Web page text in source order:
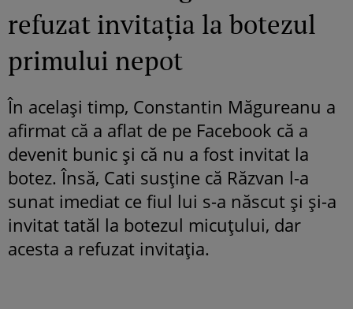
refuzat invitația la botezul
primului nepot
În același timp, Constantin Măgureanu a
afirmat că a aflat de pe Facebook că a
devenit bunic și că nu a fost invitat la
botez. Însă, Cati susține că Răzvan l-a
sunat imediat ce fiul lui s-a născut și și-a
invitat tatăl la botezul micuțului, dar
acesta a refuzat invitația.